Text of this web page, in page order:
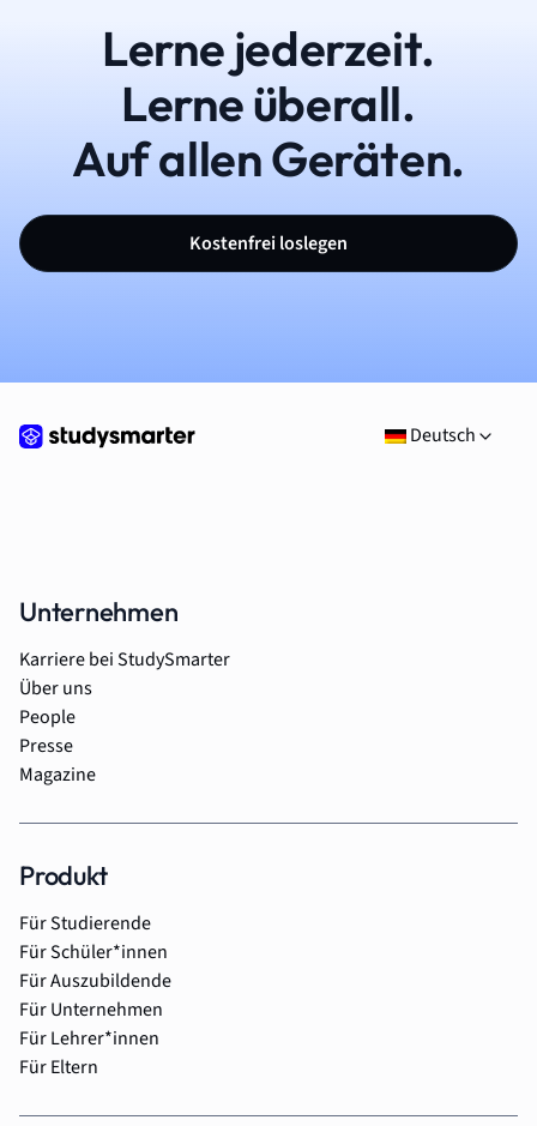
Lerne jederzeit.
Lerne überall.
Auf allen Geräten.
Kostenfrei loslegen
Deutsch
Unternehmen
Karriere bei StudySmarter
Über uns
People
Presse
Magazine
Produkt
Für Studierende
Für Schüler*innen
Für Auszubildende
Für Unternehmen
Für Lehrer*innen
Für Eltern